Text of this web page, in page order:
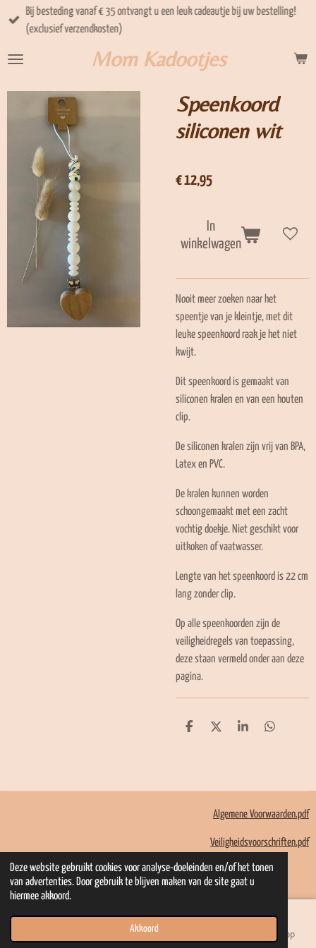
Deze website gebruikt cookies voor analyse-doeleinden en/of het tonen
van advertenties. Door gebruik te blijven maken van de site gaat u
hiermee akkoord.
Akkoord
Ga
direct
de
Mom Kadootjes
Bij besteding vanaf € 35 ontvangt u een leuk cadeautje bij uw bestelling!
(exclusief verzendkosten)
Speenkoord
siliconen wit
€ 12,95
In
winkelwagen
Nooit meer zoeken naar het
speentje van je kleintje, met dit
leuke speenkoord raak je het niet
kwijt.
Dit speenkoord is gemaakt van
siliconen kralen en van een houten
clip.
De siliconen kralen zijn vrij van BPA,
Latex en PVC.
De kralen kunnen worden
schoongemaakt met een zacht
vochtig doekje. Niet geschikt voor
uitkoken of vaatwasser.
Lengte van het speenkoord is 22 cm
lang zonder clip.
Op alle speenkoorden zijn de
veiligheidregels van toepassing,
deze staan vermeld onder aan deze
pagina.
D
D
S
D
Algemene Voorwaarden.pdf
Veiligheidsvoorschriften.pdf
© 2022 - 2026 Mom Kadootjes
Powered byJouwWeb
Telefoonnummer WhatsApp